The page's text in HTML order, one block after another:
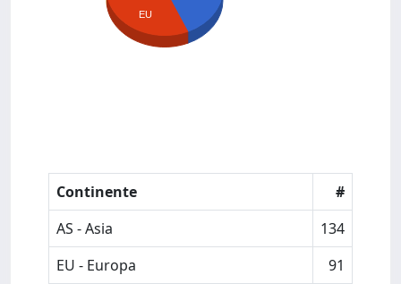
EU
Continente
#
AS - Asia
134
EU - Europa
91